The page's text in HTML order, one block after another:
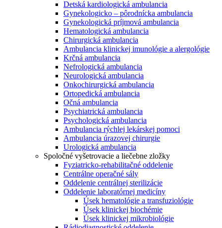
Detská kardiologická ambulancia
Gynekologicko – pôrodnícka ambulancia
Gynekologická príjmová ambulancia
Hematologická ambulancia
Chirurgická ambulancia
Ambulancia klinickej imunológie a alergológie
Krčná ambulancia
Nefrologická ambulancia
Neurologická ambulancia
Onkochirurgická ambulancia
Ortopedická ambulancia
Očná ambulancia
Psychiatrická ambulancia
Psychologická ambulancia
Ambulancia rýchlej lekárskej pomoci
Ambulancia úrazovej chirurgie
Urologická ambulancia
Spoločné vyšetrovacie a liečebne zložky
Fyziatricko-rehabilitačné oddelenie
Centrálne operačné sály
Oddelenie centrálnej sterilizácie
Oddelenie laboratórnej medicíny
Úsek hematológie a transfuziológie
Úsek klinickej biochémie
Úsek klinickej mikrobiológie